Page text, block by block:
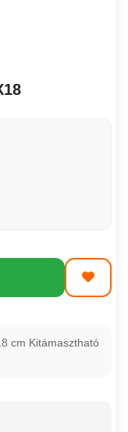
cm Kitámasztható